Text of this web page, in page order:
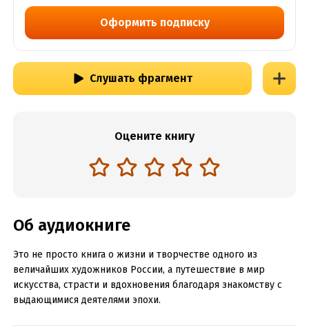
Оформить подписку
Слушать фрагмент
Оцените книгу
Об аудиокниге
Это не просто книга о жизни и творчестве одного из
величайших художников России, а путешествие в мир
искусства, страсти и вдохновения благодаря знакомству с
выдающимися деятелями эпохи.